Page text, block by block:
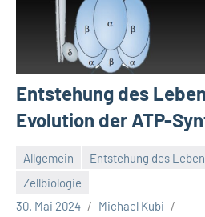
Entstehung des
Evolution der ATP-
Allgemein Entstehung des
Zellbiologie
30. Mai 2024
Michael Kubi